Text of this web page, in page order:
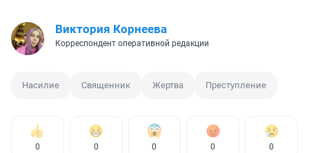
Виктория Корнеева
Корреспондент оперативной редакции
Насилие Священник Жертва Преступление
0 0 0 0 0